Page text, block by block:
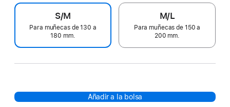
S/M
Para muñecas de 130 a
180 mm.
M/L
Para muñecas de 150 a
200 mm.
Añadir a la bolsa